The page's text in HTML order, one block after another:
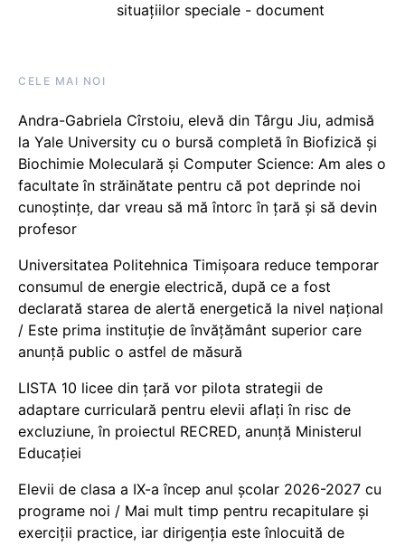
situațiilor speciale - document
CELE MAI NOI
Andra-Gabriela Cîrstoiu, elevă din Târgu Jiu, admisă
la Yale University cu o bursă completă în Biofizică și
Biochimie Moleculară și Computer Science: Am ales o
facultate în străinătate pentru că pot deprinde noi
cunoștințe, dar vreau să mă întorc în țară și să devin
profesor
Universitatea Politehnica Timișoara reduce temporar
consumul de energie electrică, după ce a fost
declarată starea de alertă energetică la nivel național
/ Este prima instituție de învățământ superior care
anunță public o astfel de măsură
LISTA 10 licee din țară vor pilota strategii de
adaptare curriculară pentru elevii aflați în risc de
excluziune, în proiectul RECRED, anunță Ministerul
Educației
Elevii de clasa a IX-a încep anul școlar 2026-2027 cu
programe noi / Mai mult timp pentru recapitulare și
exerciții practice, iar dirigenția este înlocuită de